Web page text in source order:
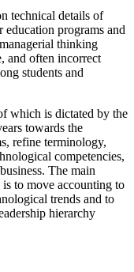
technical details of
programs and
thinking
and often incorrect
students and
which is dictated by the
towards the
refine terminology,
competencies,
The main
to move accounting to
trends and to
hierarchy